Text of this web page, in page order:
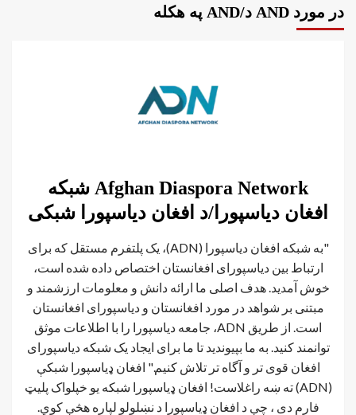
در مورد AND د/AND په هکله
Afghan Diaspora Network شبکه
افغان دیاسپورا/د افغان دیاسپورا شبکی
"به شبکه افغان دیاسپورا (ADN)، یک پلتفرم مستقل که برای
ارتباط بین دیاسپورای افغانستان اختصاص داده شده است،
خوش آمدید. هدف اصلی ما ارائه دانش و معلومات ارزشمند و
مبتنی بر شواهد در مورد افغانستان و دیاسپورای افغانستان
است. از طریق ADN، جامعه دیاسپورا را با اطلاعات موثق
توانمند کنید. به ما بپیوندید تا ما برای ایجاد یک شبکه دیاسپورای
افغان قوی تر و آگاه تر تلاش کنیم." افغان ډیاسپورا شبکې
(ADN) ته ښه راغلاست! افغان ډياسپورا شبکه یو خپلواک پلیټ
فارم دی ، چې د افغان ډیاسپورا د نښلولو لپاره هڅې کوي.